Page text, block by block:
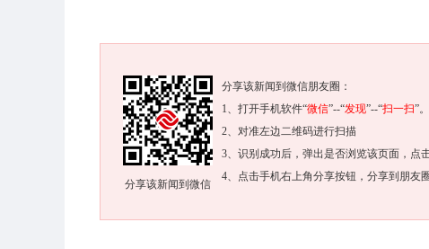
分享该新闻到微信
分享该新闻到微信朋友圈：
1、打开手机软件“微信”--“发现”--“扫一扫”。
2、对准左边二维码进行扫描
3、识别成功后，弹出是否浏览该页面，点击
4、点击手机右上角分享按钮，分享到朋友圈